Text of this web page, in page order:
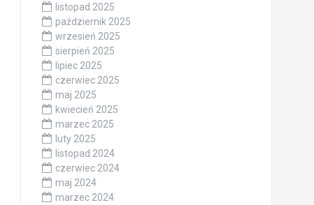
listopad 2025
październik 2025
wrzesień 2025
sierpień 2025
lipiec 2025
czerwiec 2025
maj 2025
kwiecień 2025
marzec 2025
luty 2025
listopad 2024
czerwiec 2024
maj 2024
marzec 2024